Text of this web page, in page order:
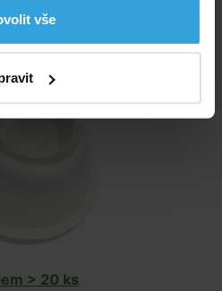
vše (1)
k žebříku - 1 ks
> 20 ks